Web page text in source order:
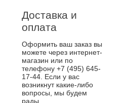
Доставка и
оплата
Оформить ваш заказ вы
можете через интернет-
магазин или по
телефону +7 (495) 645-
17-44. Если у вас
возникнут какие-либо
вопросы, мы будем
рады